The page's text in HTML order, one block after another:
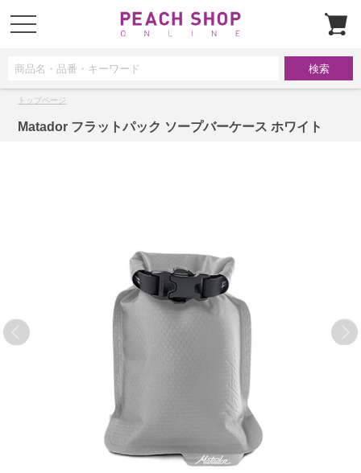
t
o
a
トップページ
Matador フラットパック ソープバーケース ホワイト